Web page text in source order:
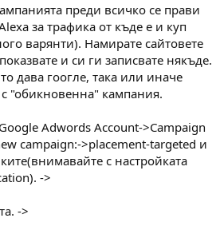
преди всичко се прави
за трафика от къде е и куп
варянти). Намирате сайтовете
и си ги записвате някъде.
дава гоогле, така или иначе
"обикновенна" кампания.
Adwords Account->Campaign
campaign:->placement-targeted и
с настройката
->
->